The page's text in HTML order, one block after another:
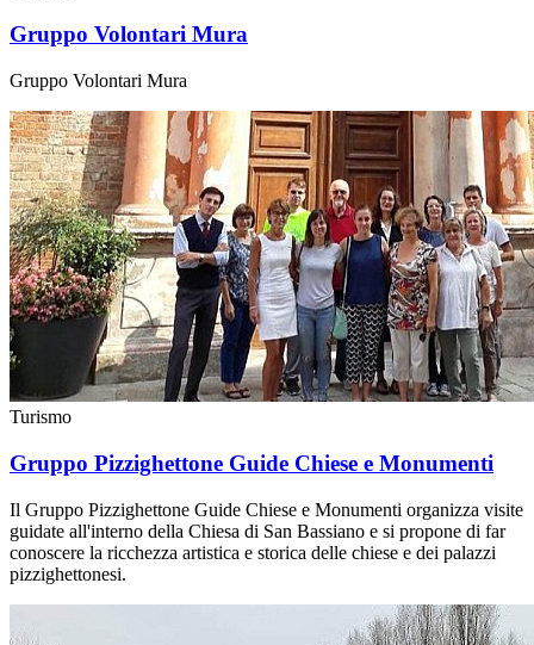
Gruppo Volontari Mura
Gruppo Volontari Mura
Turismo
Gruppo Pizzighettone Guide Chiese e Monumenti
Il Gruppo Pizzighettone Guide Chiese e Monumenti organizza visite
guidate all'interno della Chiesa di San Bassiano e si propone di far
conoscere la ricchezza artistica e storica delle chiese e dei palazzi
pizzighettonesi.